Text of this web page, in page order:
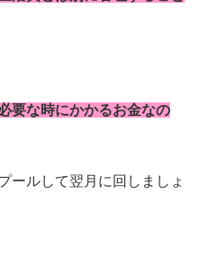
要な時にかかるお金なの
ールして翌月に回しましょ